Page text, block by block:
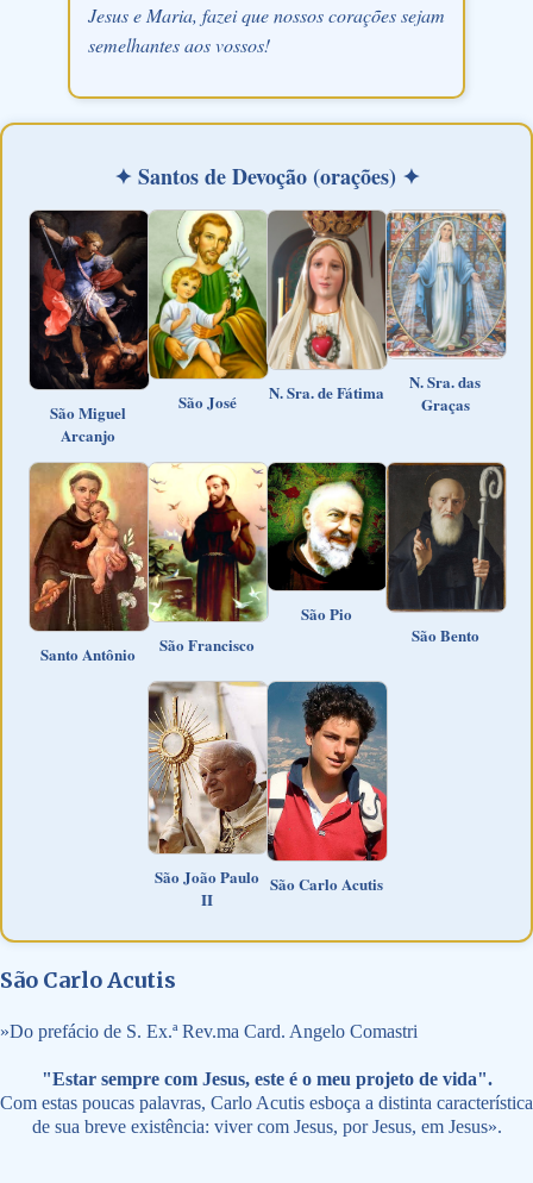
Jesus e Maria, fazei que nossos corações sejam
semelhantes aos vossos!
✦ Santos de Devoção (orações) ✦
São Miguel
Arcanjo
São José N. Sra. de Fátima
N. Sra. das
Graças
Santo Antônio São Francisco
São Pio
São Bento
São João Paulo
II
São Carlo Acutis
São Carlo Acutis
»Do prefácio de S. Ex.ª Rev.ma Card. Angelo Comastri
"Estar sempre com Jesus, este é o meu projeto de vida".
Com estas poucas palavras, Carlo Acutis esboça a distinta característica
de sua breve existência: viver com Jesus, por Jesus, em Jesus».